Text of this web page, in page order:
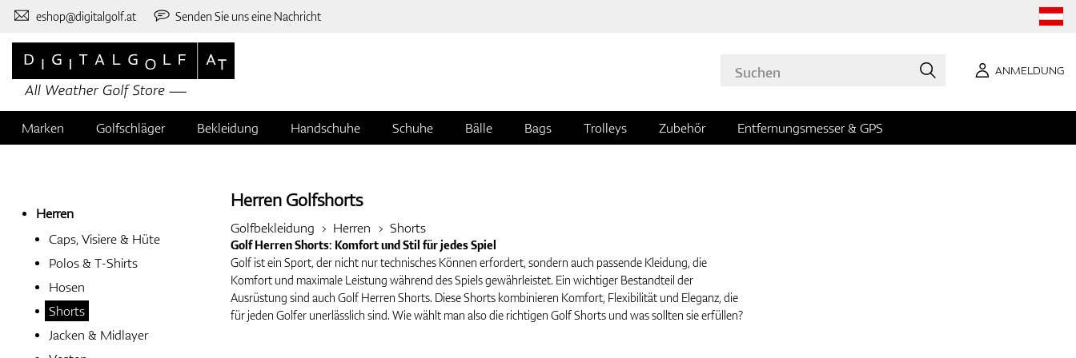
eshop@digitalgolf.at Senden Sie uns eine Nachricht
ANMELDUNG
Marken Golfschläger Bekleidung Handschuhe Schuhe Bälle Bags Trolleys Zubehör Entfernungsmesser & GPS
Herren
Caps, Visiere & Hüte
Polos & T-Shirts
Hosen
Shorts
Jacken & Midlayer
Herren Golfshorts
Golfbekleidung Herren Shorts
Golf Herren Shorts: Komfort und Stil für jedes Spiel
Golf ist ein Sport, der nicht nur technisches Können erfordert, sondern auch passende Kleidung, die
Komfort und maximale Leistung während des Spiels gewährleistet. Ein wichtiger Bestandteil der
Ausrüstung sind auch Golf Herren Shorts. Diese Shorts kombinieren Komfort, Flexibilität und Eleganz, die
für jeden Golfer unerlässlich sind. Wie wählt man also die richtigen Golf Shorts und was sollten sie erfüllen?